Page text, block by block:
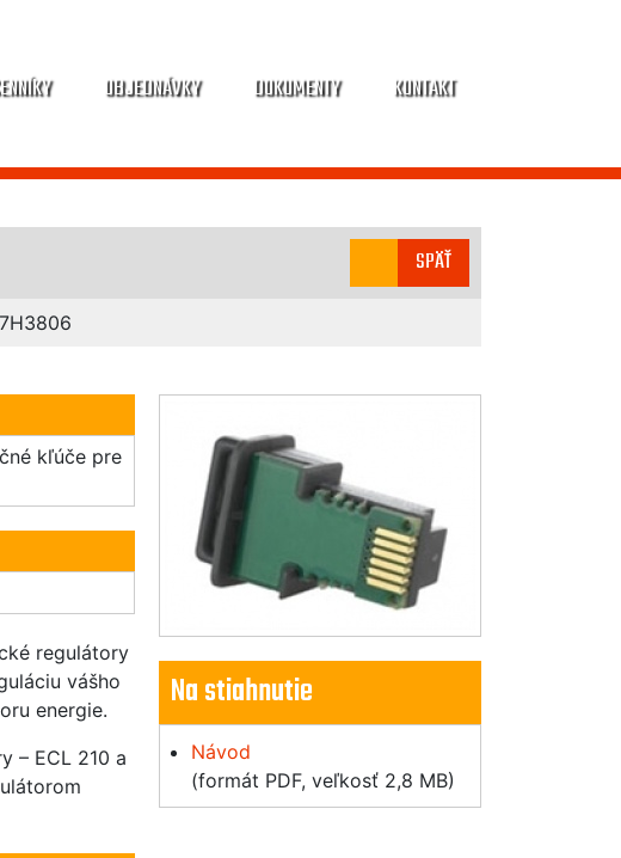
OBJEDNÁVKY DOKUMENTY KONTAKT
SPÄŤ
kľúče pre
regulátory
vášho
energie.
– ECL 210 a
Na stiahnutie
Návod
(formát PDF, veľkosť 2,8 MB)